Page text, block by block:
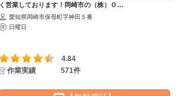
く営業しております！岡崎市の（株）Ｏ…
愛知県岡崎市保母町字神田５番
日曜日
4.84
作業実績
571件